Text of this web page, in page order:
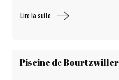
Lire la suite
Piscine de Bourtzwiller